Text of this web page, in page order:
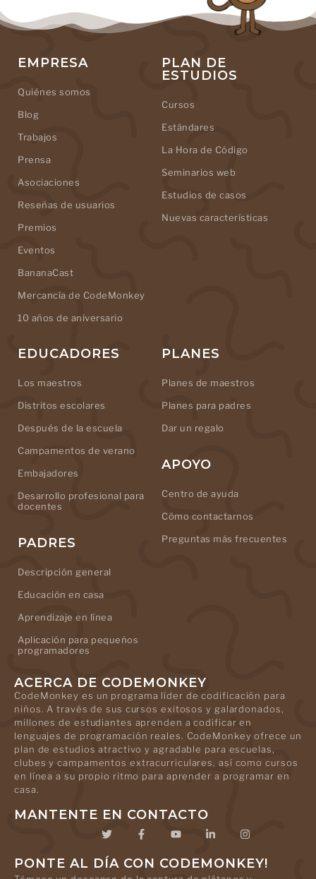
EMPRESA
Quiénes somos
Blog
Trabajos
Prensa
Asociaciones
Reseñas de usuarios
Premios
Eventos
BananaCast
Mercancía de CodeMonkey
10 años de aniversario
PLAN DE
ESTUDIOS
Cursos
Estándares
La Hora de Código
Seminarios web
Estudios de casos
Nuevas características
EDUCADORES
Los maestros
Distritos escolares
Después de la escuela
Campamentos de verano
Embajadores
Desarrollo profesional para
docentes
PADRES
Descripción general
Educación en casa
Aprendizaje en línea
Aplicación para pequeños
programadores
PLANES
Planes de maestros
Planes para padres
Dar un regalo
APOYO
Centro de ayuda
Cómo contactarnos
Preguntas más frecuentes
ACERCA DE CODEMONKEY
CodeMonkey es un programa líder de codificación para
niños. A través de sus cursos exitosos y galardonados,
millones de estudiantes aprenden a codificar en
lenguajes de programación reales. CodeMonkey ofrece un
plan de estudios atractivo y agradable para escuelas,
clubes y campamentos extracurriculares, así como cursos
en línea a su propio ritmo para aprender a programar en
casa.
MANTENTE EN CONTACTO
PONTE AL DÍA CON CODEMONKEY!